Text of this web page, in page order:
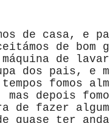
de casa, e
de
de
dos pais, e
tempos fomos
mas depois
de fazer
quase ter